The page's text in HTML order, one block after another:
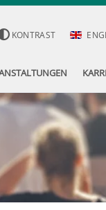
KONTRAST